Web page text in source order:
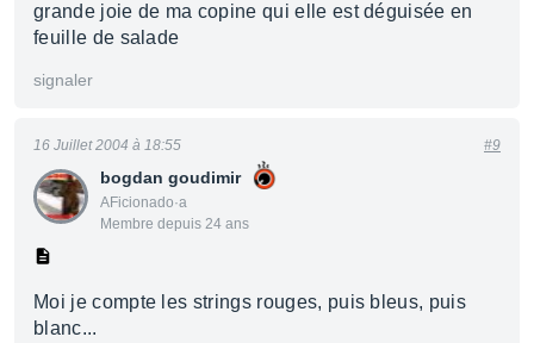
grande joie de ma copine qui elle est déguisée en
feuille de salade
signaler
bogdan goudimir
AFicionado·a
Membre depuis 24 ans
16 Juillet 2004 à 18:55 #9
Moi je compte les strings rouges, puis bleus, puis
blanc...